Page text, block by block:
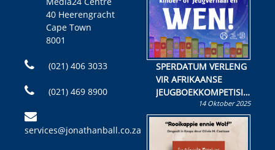
40 Heerengracht
Cape Town
8001
(021) 406 3033
(021) 469 8900
services@jonathanball.co.za
SPERDATUM VERLENG
VIR AFRIKAANSE
JEUGBOEKKOMPETISIE
Skryf ’n jeugboek of
kinderboek en staan ’n
kans om R50 000 te
wen!
14 Oktober 2025